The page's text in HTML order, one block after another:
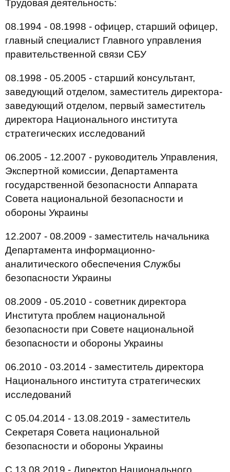
Трудовая деятельность:
08.1994 - 08.1998 - офицер, старший офицер,
главный специалист Главного управления
правительственной связи СБУ
08.1998 - 05.2005 - старший консультант,
заведующий отделом, заместитель директора-
заведующий отделом, первый заместитель
директора Национального института
стратегических исследований
06.2005 - 12.2007 - руководитель Управления,
Экспертной комиссии, Департамента
государственной безопасности Аппарата
Совета национальной безопасности и
обороны Украины
12.2007 - 08.2009 - заместитель начальника
Департамента информационно-
аналитического обеспечения Службы
безопасности Украины
08.2009 - 05.2010 - советник директора
Института проблем национальной
безопасности при Совете национальной
безопасности и обороны Украины
06.2010 - 03.2014 - заместитель директора
Национального института стратегических
исследований
С 05.04.2014 - 13.08.2019 - заместитель
Секретаря Совета национальной
безопасности и обороны Украины
С 13.08.2019 - Директор Национального